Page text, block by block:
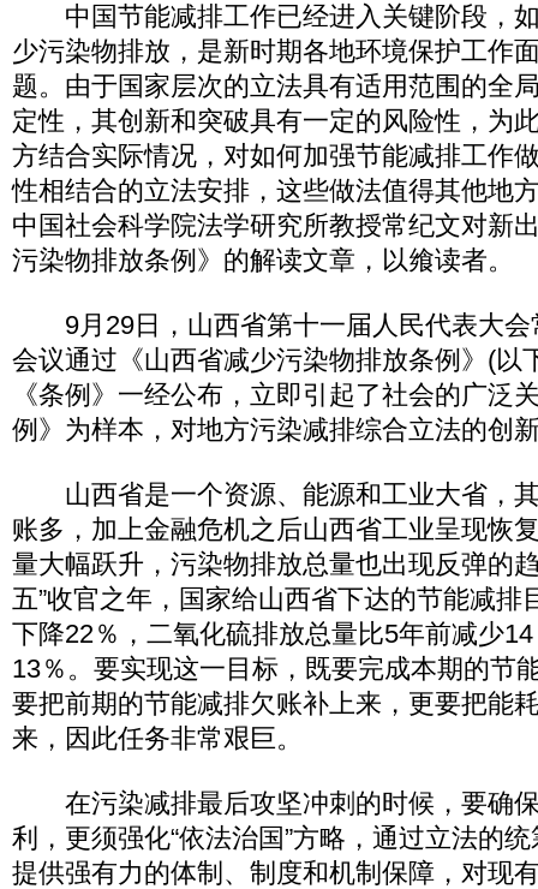
中国节能减排工作已经进入关键阶段，
少污染物排放，是新时期各地环境保护工作
题。由于国家层次的立法具有适用范围的全
定性，其创新和突破具有一定的风险性，为
方结合实际情况，对如何加强节能减排工作
性相结合的立法安排，这些做法值得其他地
中国社会科学院法学研究所教授常纪文对新
污染物排放条例》的解读文章，以飨读者。
9月29日，山西省第十一届人民代表大会
会议通过《山西省减少污染物排放条例》(以
《条例》一经公布，立即引起了社会的广泛
例》为样本，对地方污染减排综合立法的创
山西省是一个资源、能源和工业大省，
账多，加上金融危机之后山西省工业呈现恢
量大幅跃升，污染物排放总量也出现反弹的
五”收官之年，国家给山西省下达的节能减排
下降22％，二氧化硫排放总量比5年前减少
13％。要实现这一目标，既要完成本期的节
要把前期的节能减排欠账补上来，更要把能
来，因此任务非常艰巨。
在污染减排最后攻坚冲刺的时候，要确
利，更须强化“依法治国”方略，通过立法的
提供强有力的体制、制度和机制保障，对现